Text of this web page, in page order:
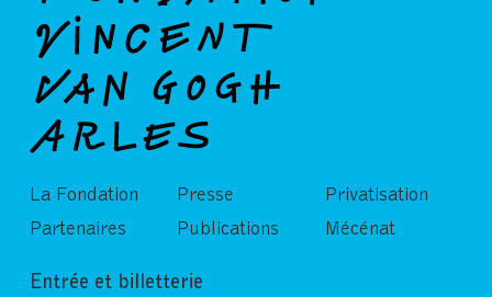
La Fondation
Partenaires
Presse
Publications
Privatisation
Mécénat
Entrée et billetterie